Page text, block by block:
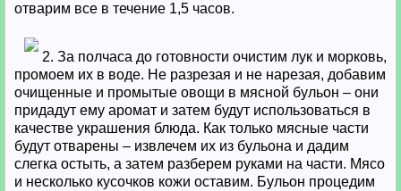
отварим все в течение 1,5 часов.
2. За полчаса до готовности очистим лук и морковь,
промоем их в воде. Не разрезая и не нарезая, добавим
очищенные и промытые овощи в мясной бульон – они
придадут ему аромат и затем будут использоваться в
качестве украшения блюда. Как только мясные части
будут отварены – извлечем их из бульона и дадим
слегка остыть, а затем разберем руками на части. Мясо
и несколько кусочков кожи оставим. Бульон процедим